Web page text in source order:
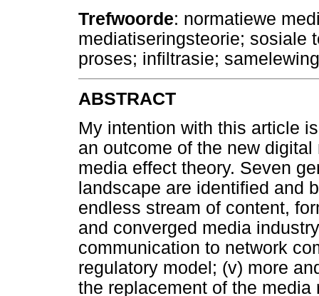
Trefwoorde: normatiewe
mediatiseringsteorie; sosiale
proses; infiltrasie;
ABSTRACT
My intention with this article
an outcome of the new
media effect theory. Seven
landscape are identified and
endless stream of content,
and converged media
communication to network
regulatory model; (v) more
the replacement of the